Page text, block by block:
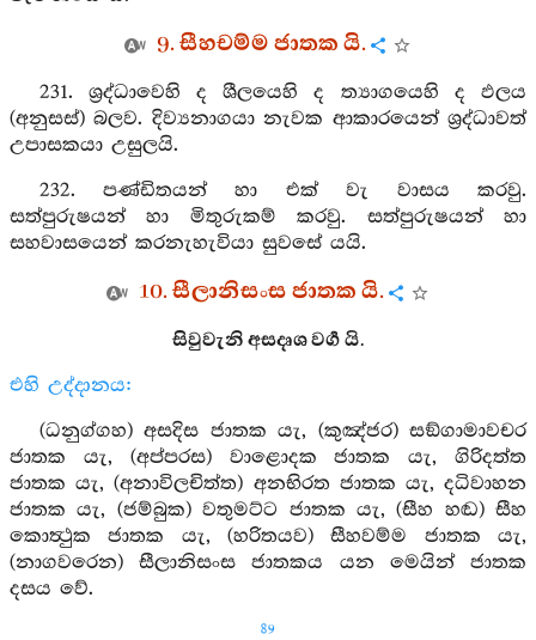
9. සීහචම්ම ජාතක යි.
231. ශ්‍රද්ධාවෙහි ද ශීලයෙහි ද ත්‍යාගයෙහි ද ඵලය
(අනුසස්) බලව. දිව්‍යනාගයා නැවක ආකාරයෙන් ශ්‍රද්ධාවත්
උපාසකයා උසුලයි.
232. පණ්ඩිතයන් හා එක් වැ වාසය කරවු.
සත්පුරුෂයන් හා මිතුරුකම් කරවු. සත්පුරුෂයන් හා
සහවාසයෙන් කරනැහැවියා සුවසේ යයි.
10. සීලානිසංස ජාතක යි.
සිවුවැනි අසදෘශ වර්‍ග යි.
එහි උද්දානය:
(ධනුග්ගහ) අසදිස ජාතක යැ, (කුඤ්ජර) සඞ්ගාමාවචර
ජාතක යැ, (අප්පරස) වාළොදක ජාතක යැ, ගිරිදත්ත
ජාතක යැ, (අනාවිලචිත්ත) අනභිරත ජාතක යැ, දධිවාහන
ජාතක යැ, (ජම්බුක) වතුමට්ට ජාතක යැ, (සීහ හඬ) සීහ
කොත්‍ථුක ජාතක යැ, (හරිතයව) සීහවම්ම ජාතක යැ,
(නාගවරෙන) සීලානිසංස ජාතකය යන මෙයින් ජාතක
දසය වේ.
89